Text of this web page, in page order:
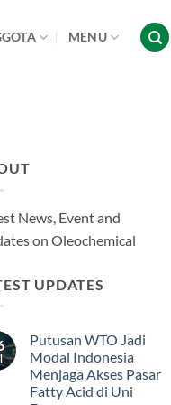
MENU
News, Event and
on Oleochemical
UPDATES
Putusan WTO Jadi
Modal Indonesia
Menjaga Akses Pasar
Fatty Acid di Uni